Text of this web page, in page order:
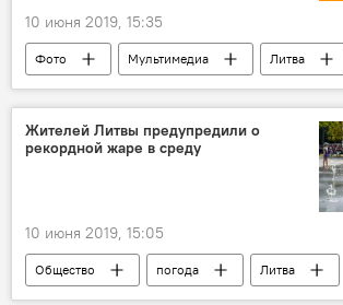
10 июня 2019, 15:35
Фото Мультимедиа
Литва
Россия
"День русской культуры"
Жителей Литвы предупредили о
рекордной жаре в среду
10 июня 2019, 15:05
Общество погода Литва